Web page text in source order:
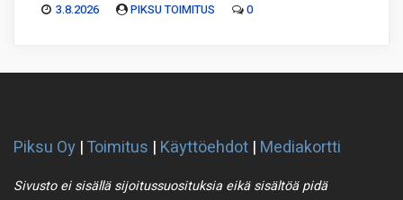
3.8.2026 PIKSU TOIMITUS 0
Piksu Oy |Toimitus | Käyttöehdot | Mediakortti
Sivusto ei sisällä sijoitussuosituksia eikä sisältöä pidä